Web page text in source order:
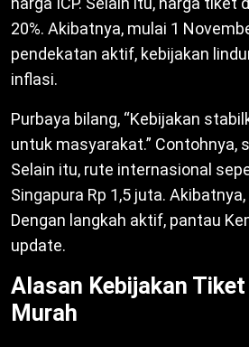
20%. Akibatnya, mulai 1
pendekatan aktif, kebijakan
inflasi.
Purbaya bilang, “Kebijakan
untuk masyarakat.” Contohnya,
Selain itu, rute internasional
Singapura Rp 1,5 juta.
Dengan langkah aktif, pantau
update.
Alasan Kebijakan
Murah